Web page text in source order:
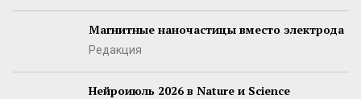
Магнитные наночастицы вместо электрода
Редакция
Нейроиюль 2026 в Nature и Science